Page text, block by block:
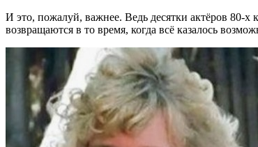
И это, пожалуй, важнее. Ведь десятки актёров 80-
возвращаются в то время, когда всё казалось